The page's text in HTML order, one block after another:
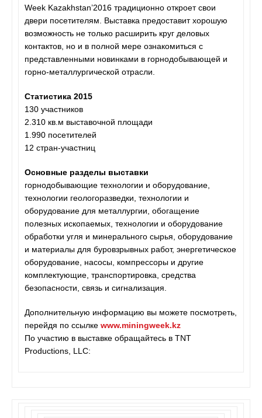
Week Kazakhstan’2016 традиционно откроет свои
двери посетителям. Выставка предоставит хорошую
возможность не только расширить круг деловых
контактов, но и в полной мере ознакомиться с
представленными новинками в горнодобывающей и
горно-металлургической отрасли.
Статистика 2015
130 участников
2.310 кв.м выставочной площади
1.990 посетителей
12 стран-участниц
Основные разделы выставки
горнодобывающие технологии и оборудование,
технологии геологоразведки, технологии и
оборудование для металлургии, обогащение
полезных ископаемых, технологии и оборудование
обработки угля и минерального сырья, оборудование
и материалы для буровзрывных работ, энергетическое
оборудование, насосы, компрессоры и другие
комплектующие, транспортировка, средства
безопасности, связь и сигнализация.
Дополнительную информацию вы можете посмотреть,
перейдя по ссылке www.miningweek.kz
По участию в выставке обращайтесь в TNT
Productions, LLC: